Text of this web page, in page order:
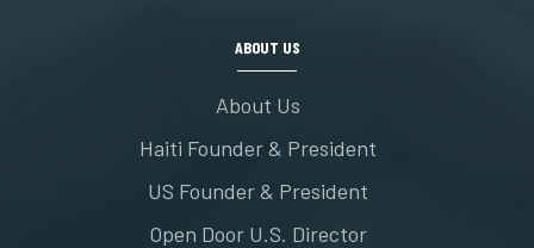
ABOUT US
About Us
Haiti Founder & President
US Founder & President
Open Door U.S. Director